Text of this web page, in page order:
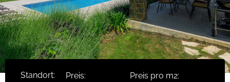
Standort:
Preis:
Preis pro m2: